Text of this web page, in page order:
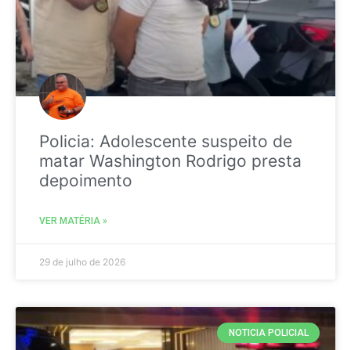
Policia: Adolescente suspeito de
matar Washington Rodrigo presta
depoimento
VER MATÉRIA »
29 de julho de 2026
NOTICIA POLICIAL